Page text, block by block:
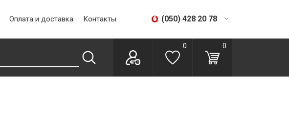
Оплата и доставка Контакты (050) 428 20 78
(067) 293 28 56
0 0